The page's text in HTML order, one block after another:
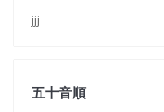
jjj
五十音順